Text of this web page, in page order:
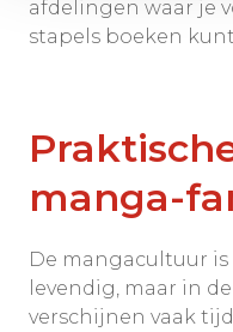
afdelingen waar je
stapels boeken
manga-
De mangacultuur
levendig, maar in
verschijnen vaak